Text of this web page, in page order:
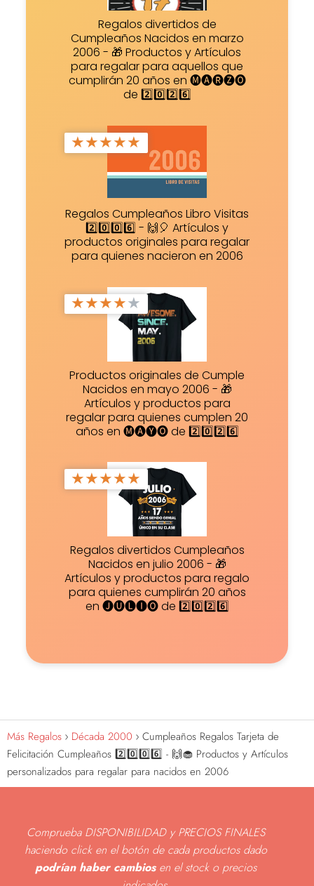
Regalos divertidos de
Cumpleaños Nacidos en marzo
2006 - 🎁 Productos y Artículos
para regalar para aquellos que
cumplirán 20 años en 🅜🅐🅡🅩🅞
de 2️⃣0️⃣2️⃣6️⃣
★★★★★
Regalos Cumpleaños Libro Visitas
2️⃣0️⃣0️⃣6️⃣ - 🙌🎈 Artículos y
productos originales para regalar
para quienes nacieron en 2006
★★★★★
Productos originales de Cumple
Nacidos en mayo 2006 - 🎁
Artículos y productos para
regalar para quienes cumplen 20
años en 🅜🅐🅨🅞 de 2️⃣0️⃣2️⃣6️⃣
★★★★★
Regalos divertidos Cumpleaños
Nacidos en julio 2006 - 🎁
Artículos y productos para regalo
para quienes cumplirán 20 años
en 🅙🅤🅛🅘🅞 de 2️⃣0️⃣2️⃣6️⃣
Más Regalos Década 2000
Cumpleaños Regalos Tarjeta de
Felicitación Cumpleaños 2️⃣0️⃣0️⃣6️⃣ - 🙌🧁 Productos y Artículos
personalizados para regalar para nacidos en 2006
Comprueba DISPONIBILIDAD y PRECIOS FINALES
haciendo click en el botón de cada productos dado
podrían haber cambiosen el stock o precios